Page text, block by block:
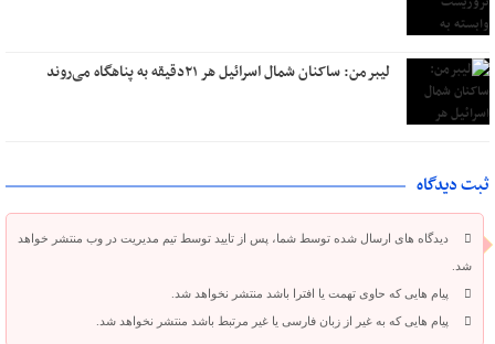
لیبرمن: ساکنان شمال اسرائیل هر ۲۱دقیقه به پناهگاه می‌روند
ثبت دیدگاه
دیدگاه های ارسال شده توسط شما، پس از تایید توسط تیم مدیریت در وب منتشر خواهد
شد.
پیام هایی که حاوی تهمت یا افترا باشد منتشر نخواهد شد.
پیام هایی که به غیر از زبان فارسی یا غیر مرتبط باشد منتشر نخواهد شد.